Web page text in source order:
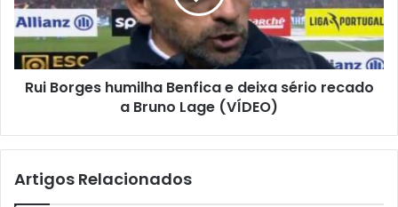
Rui Borges humilha Benfica e deixa sério recado
a Bruno Lage (VÍDEO)
Artigos Relacionados